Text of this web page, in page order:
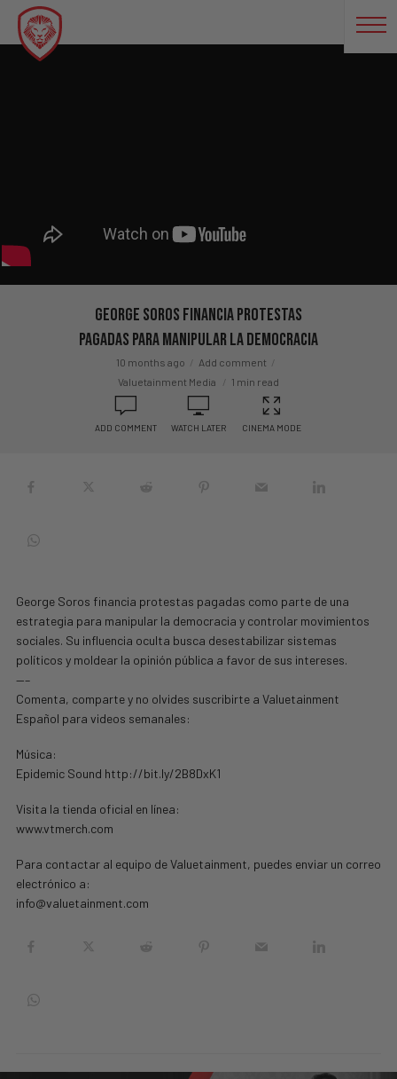
George Soros Financia Protestas
Pagadas Para Manipular La Democracia
10 months ago
Add comment
Valuetainment Media
1 min read
ADD COMMENT WATCH LATER CINEMA MODE
George Soros financia protestas pagadas como parte de una
estrategia para manipular la democracia y controlar movimientos
sociales. Su influencia oculta busca desestabilizar sistemas
políticos y moldear la opinión pública a favor de sus intereses.
—–
Comenta, comparte y no olvides suscribirte a Valuetainment
Español para videos semanales:
Música:
Epidemic Sound http://bit.ly/2B8DxK1
Visita la tienda oficial en línea:
www.vtmerch.com
Para contactar al equipo de Valuetainment, puedes enviar un correo
electrónico a:
info@valuetainment.com